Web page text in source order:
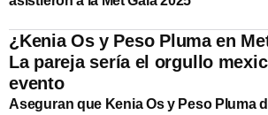
¿Kenia Os y Peso Pluma en
La pareja sería el orgullo
evento
Aseguran que Kenia Os y Peso Pluma